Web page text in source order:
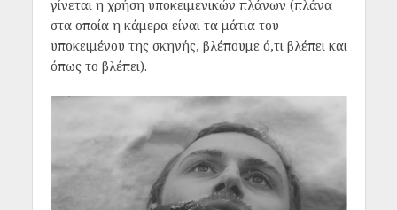
γίνεται η χρήση υποκειμενικών πλάνων (πλάνα
στα οποία η κάμερα είναι τα μάτια του
υποκειμένου της σκηνής, βλέπουμε ό,τι βλέπει και
όπως το βλέπει).